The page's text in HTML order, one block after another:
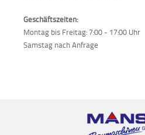
Geschäftszeiten:
Montag bis Freitag: 7:00 - 17:00 Uhr
Samstag nach Anfrage